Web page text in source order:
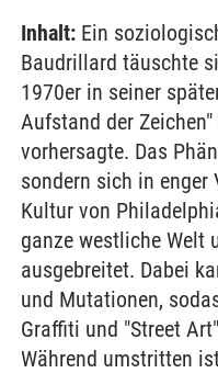
Inhalt: Ein
Baudrillard täuschte
1970er in seiner
Aufstand der
vorhersagte. Das
sondern sich in enger
Kultur von
ganze westliche Welt
ausgebreitet. Dabei
und Mutationen,
Graffiti und "Street
Während umstritten